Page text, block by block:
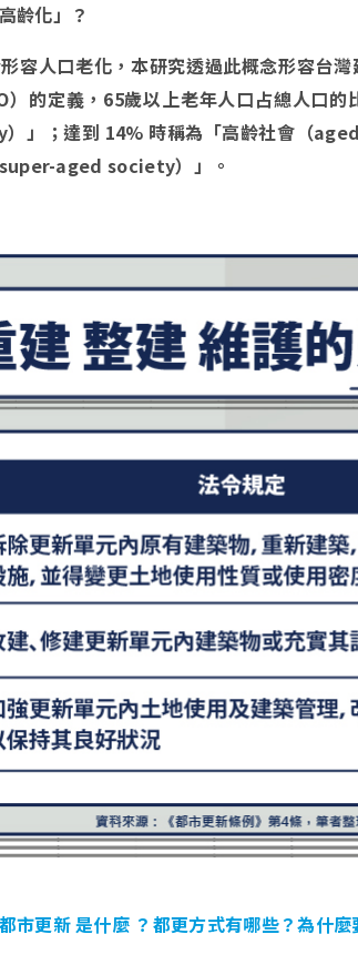
齡化」？
容人口老化，本研究透過此概念形容台
）的定義，65歲以上老年人口占總人口
」；達到 14% 時稱為「高齡社會（
aged society）」。
都市更新 是什麼 ？都更方式有哪些？為什麼